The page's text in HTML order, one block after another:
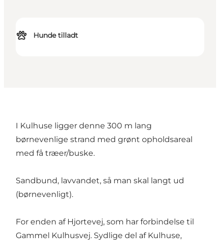
Hunde tilladt
I Kulhuse ligger denne 300 m lang
børnevenlige strand med grønt opholdsareal
med få træer/buske.
Sandbund, lavvandet, så man skal langt ud
(børnevenligt).
For enden af Hjortevej, som har forbindelse til
Gammel Kulhusvej. Sydlige del af Kulhuse,